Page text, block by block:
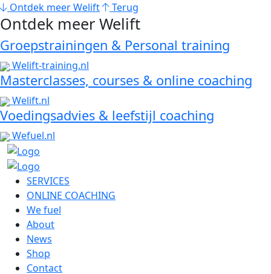
Ontdek meer Welift Terug
Ontdek meer Welift
Groepstrainingen & Personal training
Welift-training.nl
Masterclasses, courses & online coaching
Welift.nl
Voedingsadvies & leefstijl coaching
Wefuel.nl
SERVICES
ONLINE COACHING
We fuel
About
News
Shop
Contact